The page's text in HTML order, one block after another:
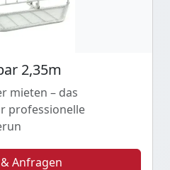
2,35m
mieten – das
professionelle
Anfragen